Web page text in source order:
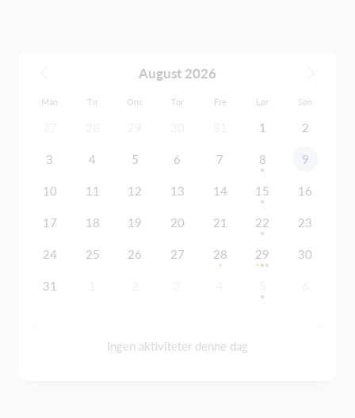
August 2026
Man Tir Ons Tor Fre Lør Søn
1 2
3 4 5 6 7 8 9
10 11 12 13 14 15 16
17 18 19 20 21 22 23
24 25 26 27 28 29 30
31
Ingen aktiviteter denne dag